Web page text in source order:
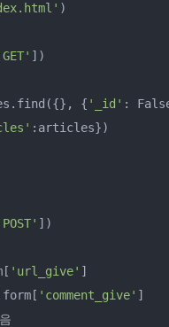
)
])
{
'_id' :
:articles})
])
'url_give' ]
'comment_give' ]